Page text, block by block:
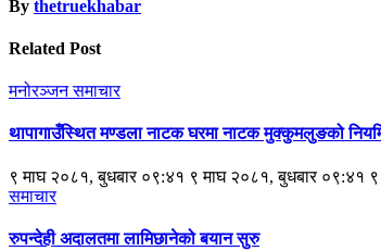
By thetruekhabar
Related Post
मनोरञ्जनसमाचार
थापागाउँस्थित मण्डला नाटक घरमा नाटक मुक्कुमलुङको
९ माघ २०८१, बुधबार ०९:४१ ९ माघ २०८१, बुधबार ०९:४१
समाचार
रुपन्देही अदालतमा लामिछानेको बयान सुरु